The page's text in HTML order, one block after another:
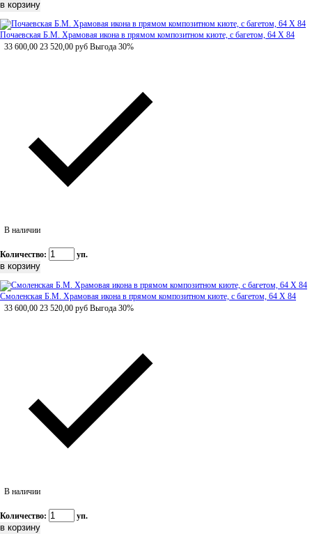
Почаевская Б.М. Храмовая икона в прямом композитном киоте, с багетом, 64 Х 84
33 600,00 23 520,00 руб Выгода 30%
В наличии
Количество: уп.
Смоленская Б.М. Храмовая икона в прямом композитном киоте, с багетом, 64 Х 84
33 600,00 23 520,00 руб Выгода 30%
В наличии
Количество: уп.